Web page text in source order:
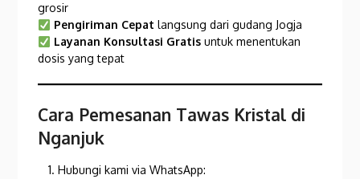
grosir
Pengiriman Cepat langsung dari gudang Jogja
Layanan Konsultasi Gratis untuk menentukan
dosis yang tepat
Cara Pemesanan Tawas Kristal di
Nganjuk
Hubungi kami via WhatsApp: